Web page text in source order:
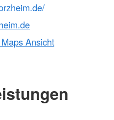
Ansicht